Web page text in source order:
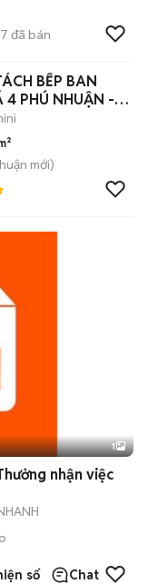
đã bán
BẾP BAN
PHÚ NHUẬN -
mới)
1
nhận việc
số Chat